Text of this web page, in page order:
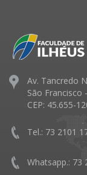
Av. Tancredo
São Francisco
CEP: 45.655-
Tel.: 73 2101
Whatsapp.: 73